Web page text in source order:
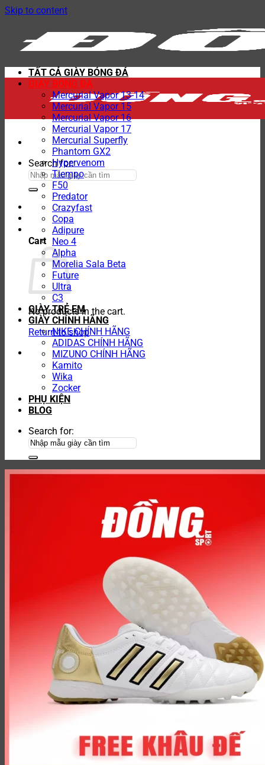
Skip to content
Search for:
Cart
No products in the cart.
Return to shop
TẤT CẢ GIÀY BÓNG ĐÁ
GIÀY BÓNG ĐÁ
Mercurial Vapor 13-14
Mercurial Vapor 15
Mercurial Vapor 16
Mercurial Vapor 17
Mercurial Superfly
Phantom GX2
Hypervenom
Tiempo
F50
Predator
Crazyfast
Copa
Adipure
Neo 4
Alpha
Morelia Sala Beta
Future
Ultra
C3
GIÀY TRẺ EM
GIÀY CHÍNH HÃNG
NIKE CHÍNH HÃNG
ADIDAS CHÍNH HÃNG
MIZUNO CHÍNH HÃNG
Kamito
Wika
Zocker
PHỤ KIỆN
BLOG
Search for: